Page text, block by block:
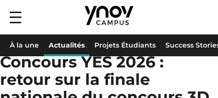
Menu
principal
Accueil Concours YES 2026 : retour sur la finale
Concours YES 2026 :
retour sur la finale
À la une Actualités Projets Étudiants Success